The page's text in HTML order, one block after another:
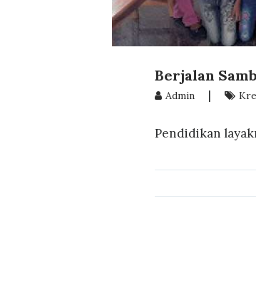
Berjalan
Admin |
Pendidikan